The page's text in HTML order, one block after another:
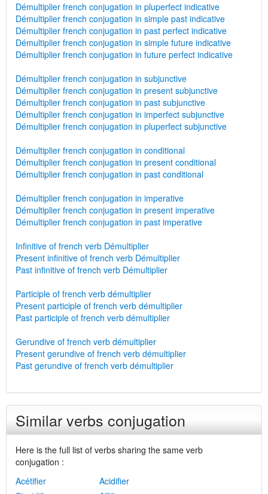
Démultiplier french conjugation in pluperfect indicative
Démultiplier french conjugation in simple past indicative
Démultiplier french conjugation in past perfect indicative
Démultiplier french conjugation in simple future indicative
Démultiplier french conjugation in future perfect indicative
Démultiplier french conjugation in subjunctive
Démultiplier french conjugation in present subjunctive
Démultiplier french conjugation in past subjunctive
Démultiplier french conjugation in imperfect subjunctive
Démultiplier french conjugation in pluperfect subjunctive
Démultiplier french conjugation in conditional
Démultiplier french conjugation in present conditional
Démultiplier french conjugation in past conditional
Démultiplier french conjugation in imperative
Démultiplier french conjugation in present imperative
Démultiplier french conjugation in past imperative
Infinitive of french verb Démultiplier
Present infinitive of french verb Démultiplier
Past infinitive of french verb Démultiplier
Participle of french verb démultiplier
Present participle of french verb démultiplier
Past participle of french verb démultiplier
Gerundive of french verb démultiplier
Present gerundive of french verb démultiplier
Past gerundive of french verb démultiplier
Similar verbs conjugation
Here is the full list of verbs sharing the same verb
conjugation :
Acétifier
Acidifier